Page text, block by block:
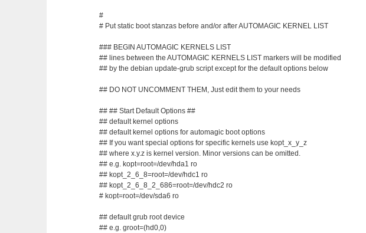
#
# Put static boot stanzas before and/or after AUTOMAGIC KERNEL LIST
### BEGIN AUTOMAGIC KERNELS LIST
## lines between the AUTOMAGIC KERNELS LIST markers will be modified
## by the debian update-grub script except for the default options below
## DO NOT UNCOMMENT THEM, Just edit them to your needs
## ## Start Default Options ##
## default kernel options
## default kernel options for automagic boot options
## If you want special options for specific kernels use kopt_x_y_z
## where x.y.z is kernel version. Minor versions can be omitted.
## e.g. kopt=root=/dev/hda1 ro
## kopt_2_6_8=root=/dev/hdc1 ro
## kopt_2_6_8_2_686=root=/dev/hdc2 ro
# kopt=root=/dev/sda6 ro
## default grub root device
## e.g. groot=(hd0,0)